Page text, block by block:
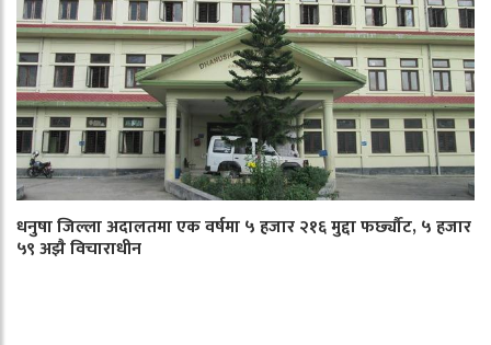
धनुषा जिल्ला अदालतमा एक वर्षमा ५ हजार २१६ मुद्दा फर्छ्यौट, ५ हजार
५९ अझै विचाराधीन